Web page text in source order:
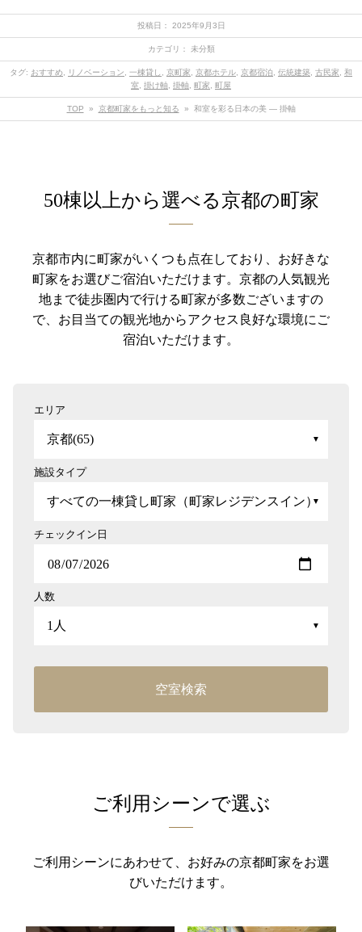
投稿日： 2025年9月3日
カテゴリ： 未分類
タグ: おすすめ リノベーション 一棟貸し 京町家 京都ホテル 京都宿泊 伝統建築 古民家
和
室 掛け軸 掛軸 町家 町屋
TOP » 京都町家をもっと知る » 和室を彩る日本の美 ― 掛軸
50棟以上から選べる京都の町家
京都市内に町家がいくつも点在しており、お好きな
町家をお選びご宿泊いただけます。 京都の人気観光
地まで徒歩圏内で行ける町家が多数ございますの
で、お目当ての観光地からアクセス良好な環境にご
宿泊いただけます。
エリア
施設タイプ
チェックイン日
人数
ご利用シーンで選ぶ
ご利用シーンにあわせて、お好みの京都町家をお選
びいただけます。